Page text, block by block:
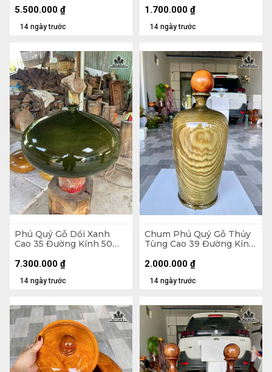
14 ngày trước
5.500.000 ₫
14 ngày trước
1.700.000 ₫
Phú Quý Gỗ Dổi Xanh
Cao 35 Đường Kính 50
14 ngày trước
7.300.000 ₫
Chum Phú Quý Gỗ Thủy
Tùng Cao 39 Đường Kính
14 ngày trước
2.000.000 ₫